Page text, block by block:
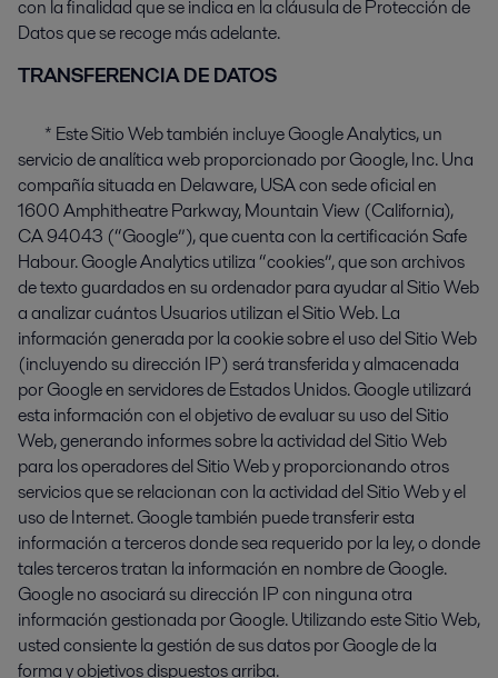
con la finalidad que se indica en la cláusula de Protección de
Datos que se recoge más adelante.
TRANSFERENCIA DE DATOS
* Este Sitio Web también incluye Google Analytics, un
servicio de analítica web proporcionado por Google, Inc. Una
compañía situada en Delaware, USA con sede oficial en
1600 Amphitheatre Parkway, Mountain View (California),
CA 94043 (“Google”), que cuenta con la certificación Safe
Habour. Google Analytics utiliza “cookies”, que son archivos
de texto guardados en su ordenador para ayudar al Sitio Web
a analizar cuántos Usuarios utilizan el Sitio Web. La
información generada por la cookie sobre el uso del Sitio Web
(incluyendo su dirección IP) será transferida y almacenada
por Google en servidores de Estados Unidos. Google utilizará
esta información con el objetivo de evaluar su uso del Sitio
Web, generando informes sobre la actividad del Sitio Web
para los operadores del Sitio Web y proporcionando otros
servicios que se relacionan con la actividad del Sitio Web y el
uso de Internet. Google también puede transferir esta
información a terceros donde sea requerido por la ley, o donde
tales terceros tratan la información en nombre de Google.
Google no asociará su dirección IP con ninguna otra
información gestionada por Google. Utilizando este Sitio Web,
usted consiente la gestión de sus datos por Google de la
forma y objetivos dispuestos arriba.